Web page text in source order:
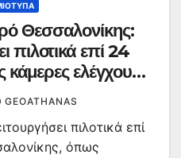
Θεσσαλονίκης:
πιλοτικά επί 24
κάμερες ελέγχου
ΚΟΚ
GEOATHANAS
πιλοτικά επί
όπως